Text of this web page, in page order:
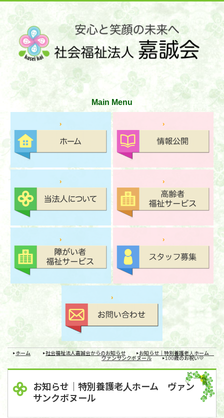
お問い合わせ
サイトマップ
ホーム 社会福祉法人嘉誠会からのお知らせ
お知らせ｜特別養護老人ホーム
ヴァンサンクボヌール
100歳のお祝い💛
お知らせ｜特別養護老人ホーム ヴァン
サンクボヌール